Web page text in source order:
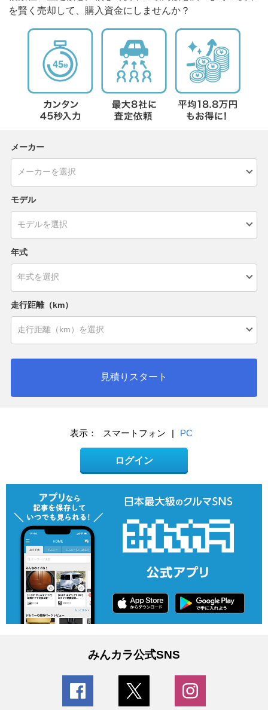
を賢く売却して、購入資金にしませんか？
メーカー
モデル
年式
走行距離（km）
見積りスタート
表示： スマートフォン | PC
ログイン
みんカラ公式SNS